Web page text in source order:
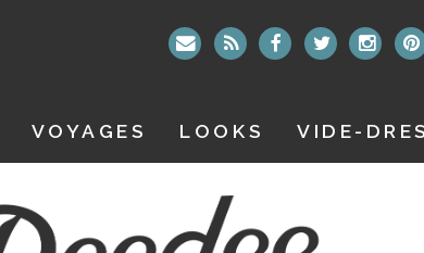
VOYAGES LOOKS VIDE-